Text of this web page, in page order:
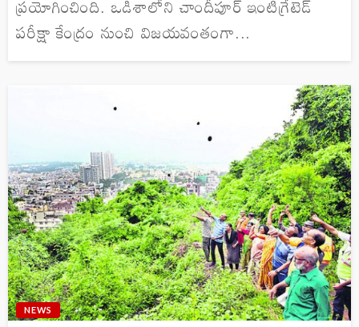
ప్రయోగించింది. ఒడిశాలోని చాందీపూర్ ఇంటిగ్రేటెడ్
పరీక్షా కేంద్రం నుంచి విజయవంతంగా...
NEWS